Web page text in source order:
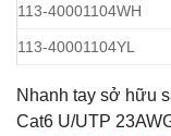
113-40001104WH
113-40001104YL
Nhanh tay sở hữu
Cat6 U/UTP